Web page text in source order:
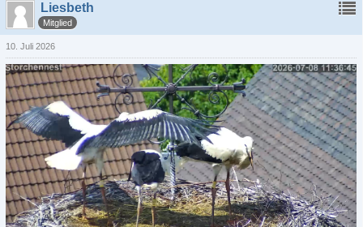
Liesbeth
Mitglied
10. Juli 2026